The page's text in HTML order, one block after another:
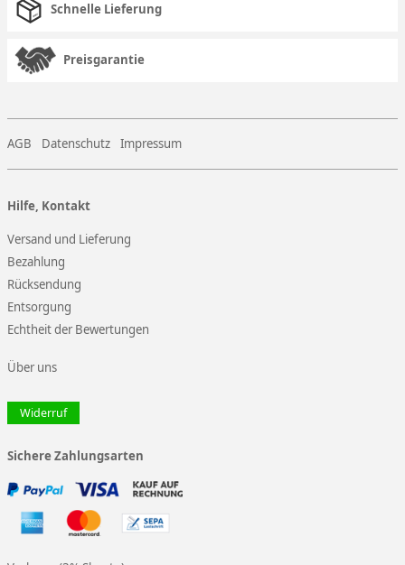
Schnelle Lieferung
Preisgarantie
AGB Datenschutz Impressum
Hilfe, Kontakt
Versand und Lieferung
Bezahlung
Rücksendung
Entsorgung
Echtheit der Bewertungen
Über uns
Widerruf
Sichere Zahlungsarten